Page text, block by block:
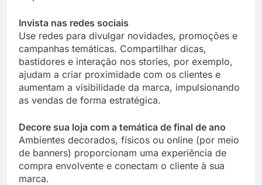
Invista nas redes sociais
Use redes para divulgar novidades, promoções e
campanhas temáticas. Compartilhar dicas,
bastidores e interação nos stories, por exemplo,
ajudam a criar proximidade com os clientes e
aumentam a visibilidade da marca, impulsionando
as vendas de forma estratégica.
Decore sua loja com a temática de final de ano
Ambientes decorados, físicos ou online (por meio
de banners) proporcionam uma experiência de
compra envolvente e conectam o cliente à sua
marca.